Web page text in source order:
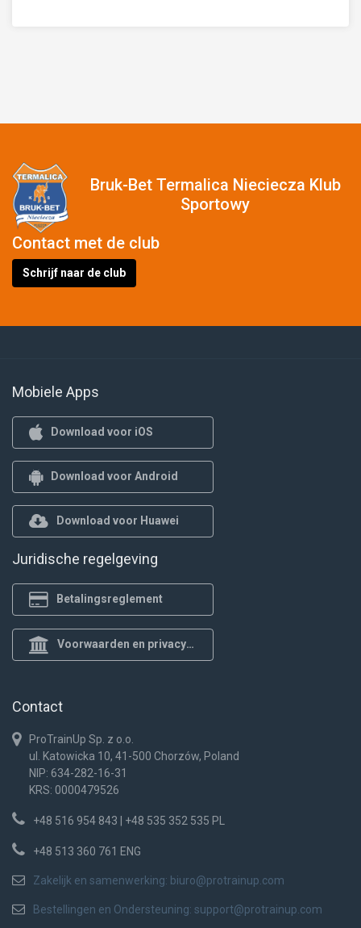
Bruk-Bet Termalica Nieciecza Klub
Sportowy
Contact met de club
Schrijf naar de club
Mobiele Apps
Download voor iOS
Download voor Android
Download voor Huawei
Juridische regelgeving
Betalingsreglement
Voorwaarden en privacybeleid
Contact
ProTrainUp Sp. z o.o.
ul. Katowicka 10, 41-500 Chorzów, Poland
NIP: 634-282-16-31
KRS: 0000479526
+48 516 954 843 | +48 535 352 535 PL
+48 513 360 761 ENG
Zakelijk en samenwerking: biuro@protrainup.com
Bestellingen en Ondersteuning: support@protrainup.com